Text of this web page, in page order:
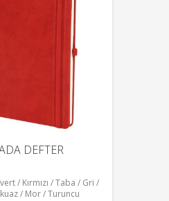
DEFTER
/ Kırmızı / Taba / Gri /
/ Mor / Turuncu